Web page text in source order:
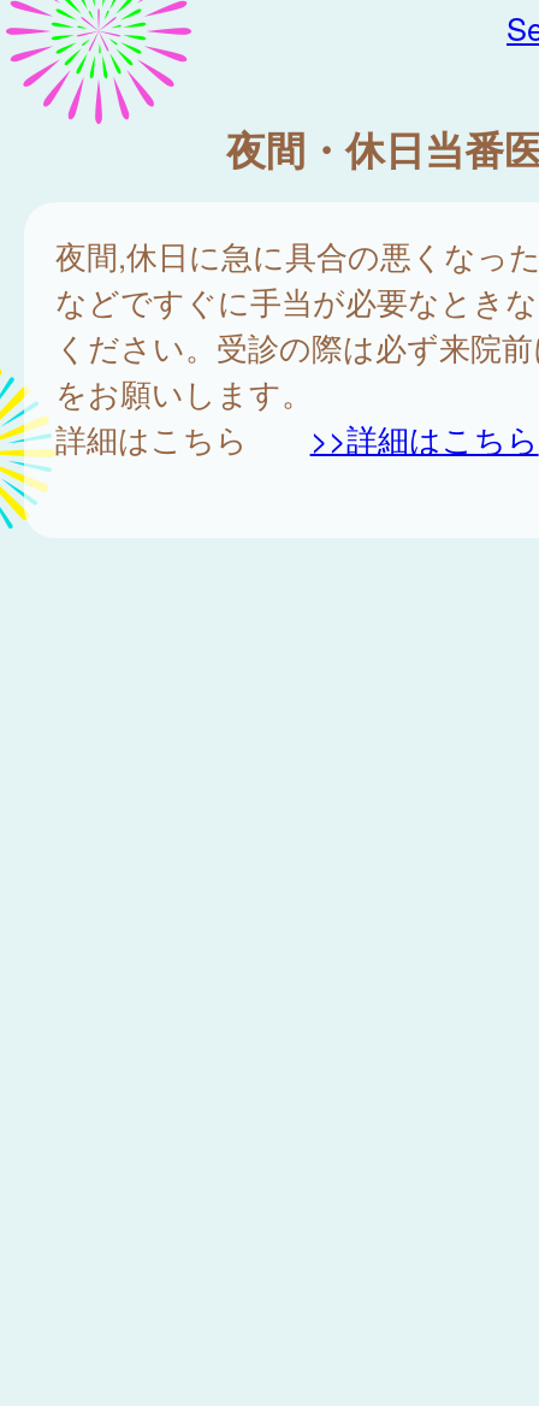
夜間・休日当番
夜間,休日に急に具合の悪くなっ
などですぐに手当が必要なとき
ください。受診の際は必ず来院
をお願いします。
詳細はこちら >>詳細はこちら